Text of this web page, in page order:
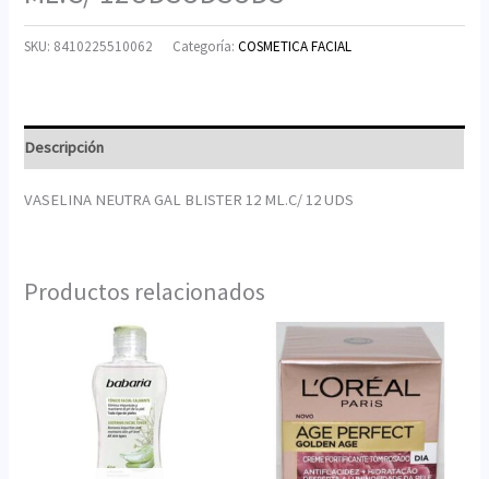
SKU: 8410225510062 Categoría:COSMETICA FACIAL
Descripción
VASELINA NEUTRA GAL BLISTER 12 ML.C/ 12 UDS
Productos relacionados